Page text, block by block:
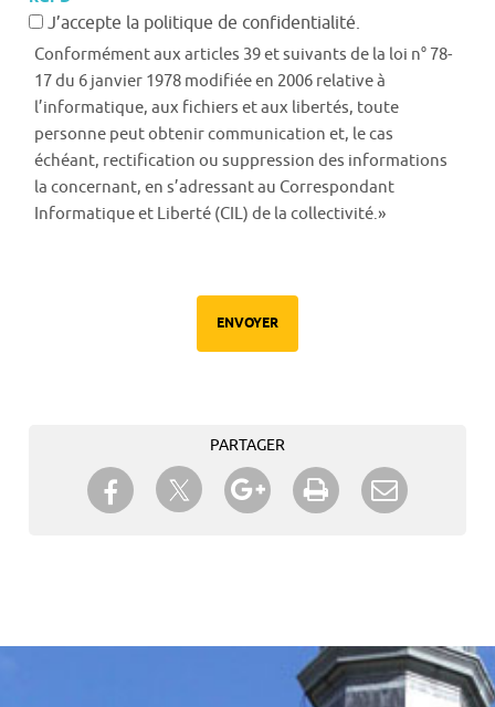
J’accepte la politique de confidentialité.
Conformément aux articles 39 et suivants de la loi n° 78-
17 du 6 janvier 1978 modifiée en 2006 relative à
l’informatique, aux fichiers et aux libertés, toute
personne peut obtenir communication et, le cas
échéant, rectification ou suppression des informations
la concernant, en s’adressant au Correspondant
Informatique et Liberté (CIL) de la collectivité.»
ENVOYER
PARTAGER
Partager sur Facebook
Partager sur TwitterPartager sur Google+
Imprimer